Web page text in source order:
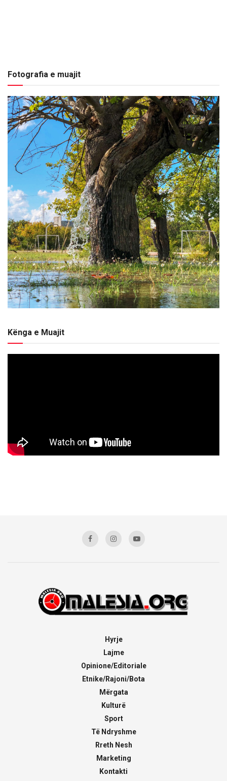
Fotografia e muajit
Kënga e Muajit
Hyrje
Lajme
Opinione/Editoriale
Etnike/Rajoni/Bota
Mërgata
Kulturë
Sport
Të Ndryshme
Rreth Nesh
Marketing
Kontakti